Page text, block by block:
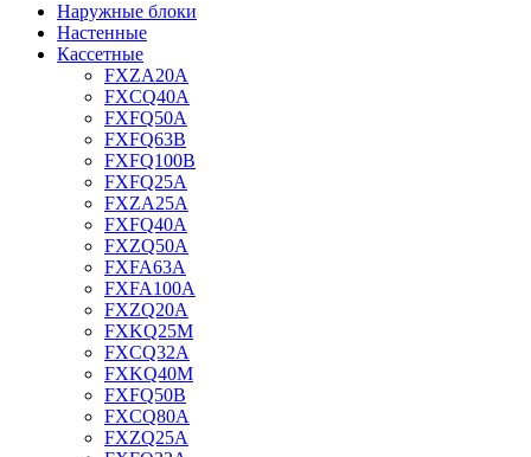
Наружные блоки
Настенные
Кассетные
FXZA20A
FXCQ40A
FXFQ50A
FXFQ63B
FXFQ100B
FXFQ25A
FXZA25A
FXFQ40A
FXZQ50A
FXFA63A
FXFA100A
FXZQ20A
FXKQ25M
FXCQ32A
FXKQ40M
FXFQ50B
FXCQ80A
FXZQ25A